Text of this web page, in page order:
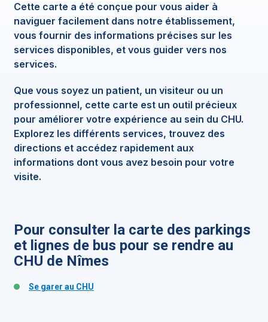
Cette carte a été conçue pour vous aider à
naviguer facilement dans notre établissement,
vous fournir des informations précises sur les
services disponibles, et vous guider vers nos
services.
Que vous soyez un patient, un visiteur ou un
professionnel, cette carte est un outil précieux
pour améliorer votre expérience au sein du CHU.
Explorez les différents services, trouvez des
directions et accédez rapidement aux
informations dont vous avez besoin pour votre
visite.
Pour consulter la carte des parkings
et lignes de bus pour se rendre au
CHU de Nîmes
Se garer au CHU